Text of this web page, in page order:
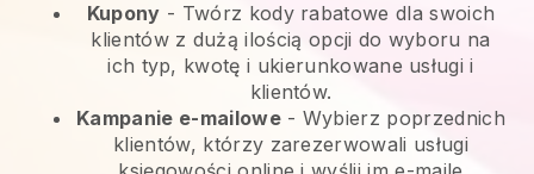
Kupony - Twórz kody rabatowe dla swoich
klientów z dużą ilością opcji do wyboru na
ich typ, kwotę i ukierunkowane usługi i
klientów.
Kampanie e-mailowe- Wybierz poprzednich
klientów, którzy zarezerwowali usługi